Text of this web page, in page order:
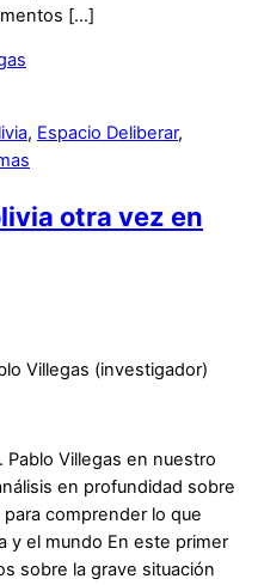
[…]
, Espacio Deliberar,
otra vez en
Villegas (investigador)
Villegas en nuestro
en profundidad sobre
comprender lo que
y el mundo En este primer
sobre la grave situación